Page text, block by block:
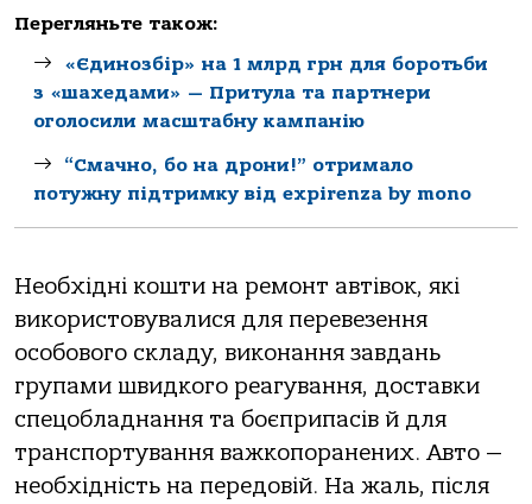
Перегляньте також:
«Єдинозбір» на 1 млрд грн для боротьби
з «шахедами» — Притула та партнери
оголосили масштабну кампанію
“Смачно, бо на дрони!” отримало
потужну підтримку від expirenza by mono
Необхідні кошти на ремонт автівок, які
використовувалися для перевезення
особового складу, виконання завдань
групами швидкого реагування, доставки
спецобладнання та боєприпасів й для
транспортування важкопоранених. Авто —
необхідність на передовій. На жаль, після